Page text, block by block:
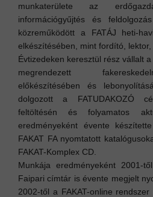
munkaterülete az
információgyűjtés és
közreműködött a FATÁJ heti-
elkészítésében, mint fordító, lektor,
Évtizedeken keresztül rész vállalt
megrendezett
előkészítésében és
dolgozott a FATUDAKOZÓ
feltöltésén és folyamatos
eredményeként évente
FAKAT FA nyomtatott
FAKAT-Komplex CD.
Munkája eredményeként 2001-
Faipari címtár is évente megjelt
2002-től a FAKAT-online